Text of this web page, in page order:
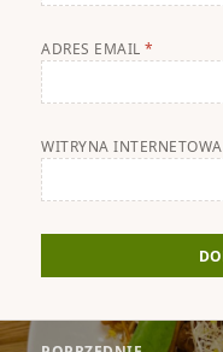
ADRES EMAIL*
WITRYNA INTERNETOWA
Nawigacja